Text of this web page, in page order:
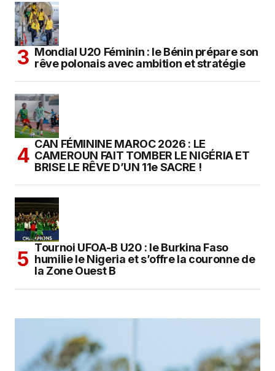
Mondial U20 Féminin : le Bénin prépare son
rêve polonais avec ambition et stratégie
CAN FÉMININE MAROC 2026 : LE
CAMEROUN FAIT TOMBER LE NIGÉRIA ET
BRISE LE RÊVE D’UN 11e SACRE !
Tournoi UFOA-B U20 : le Burkina Faso
humilie le Nigeria et s’offre la couronne de
la Zone Ouest B